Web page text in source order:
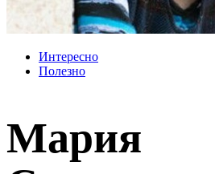
Интересно
Полезно
Мария